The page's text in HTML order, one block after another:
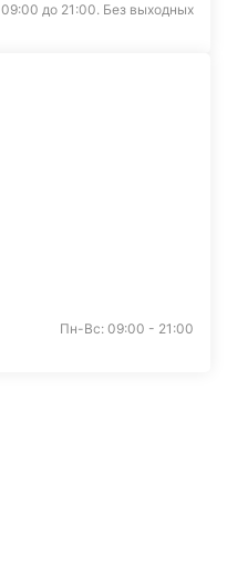
до 21:00. Без выходных
Пн-Вс: 09:00 - 21:00